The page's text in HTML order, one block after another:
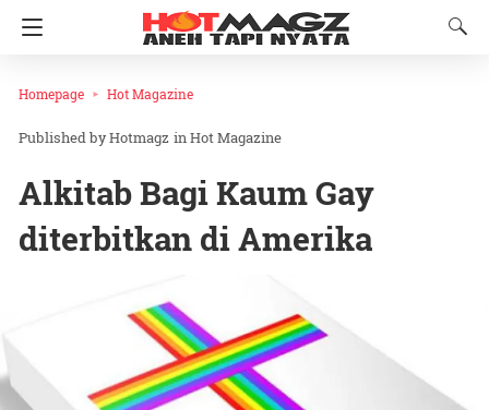
Homepage Hot Magazine
Hotmagz inHot Magazine
Alkitab Bagi Kaum Gay
diterbitkan di Amerika